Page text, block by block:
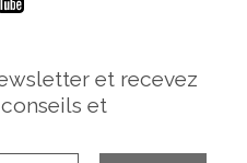
et recevez
et